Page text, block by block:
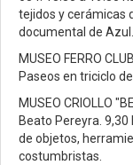
tejidos y cerámicas
documental de Azul.
MUSEO FERRO
Paseos en triciclo
MUSEO CRIOLLO
Beato Pereyra. 9,30
de objetos,
costumbristas.